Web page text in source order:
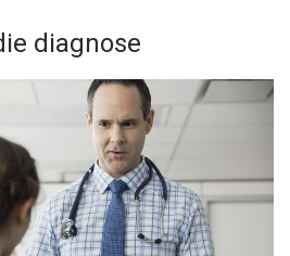
diagnose